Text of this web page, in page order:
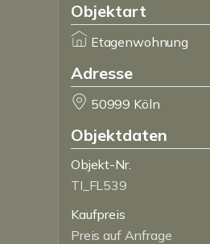
Objektart
Etagenwohnung
Adresse
50999 Köln
Objektdaten
Objekt-Nr.
TI_FL539
Kaufpreis
Preis auf Anfrage